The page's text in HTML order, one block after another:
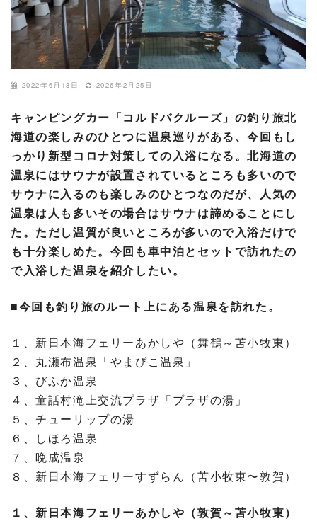
2022年6月13日 2026年2月25日
キャンピングカー「コルドバクルーズ」の釣り旅北
海道の楽しみのひとつに温泉巡りがある、今回もし
っかり新型コロナ対策しての入浴になる。北海道の
温泉にはサウナが設置されているところも多いので
サウナに入るのも楽しみのひとつなのだが、人気の
温泉は人も多いその場合はサウナは諦めることにし
た。ただし温質が良いところが多いので入浴だけで
も十分楽しめた。今回も車中泊とセットで訪れたの
で入浴した温泉を紹介したい。
■今回も釣り旅のルート上にある温泉を訪れた。
１、新日本海フェリーあかしや（舞鶴～苫小牧東）
２、丸瀬布温泉「やまびこ温泉」
３、びふか温泉
４、童話村滝上交流プラザ「プラザの湯」
５、チューリップの湯
６、しほろ温泉
７、晩成温泉
８、新日本海フェリーすずらん（苫小牧東〜敦賀）
１、新日本海フェリーあかしや（敦賀～苫小牧東）